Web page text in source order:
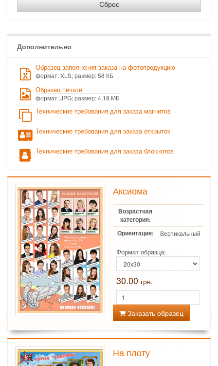
Сброс
Дополнительно
Образец заполнения заказа на фотопродукцию
формат: XLS; размер: 58 КБ
Образец печати
формат: JPG; размер: 4,18 МБ
Технические требования для заказа магнитов
Технические требования для заказа открыток
Технические требования для заказа блокнотов
Аксиома
Возрастная
категория:
Ориентация:
Вертикальный
Формат образца:
30.00 грн.
Заказать образец
На плоту